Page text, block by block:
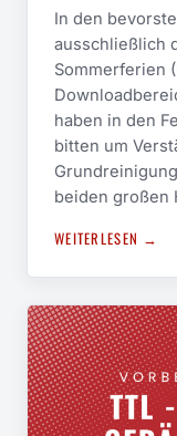
In den
ausschließlich
Sommerferien
haben in den
bitten um
beiden großen
WEITERLESEN →